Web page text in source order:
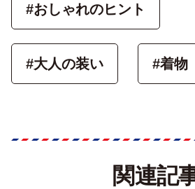
#おしゃれのヒント
#大人の装い #着物
関連記